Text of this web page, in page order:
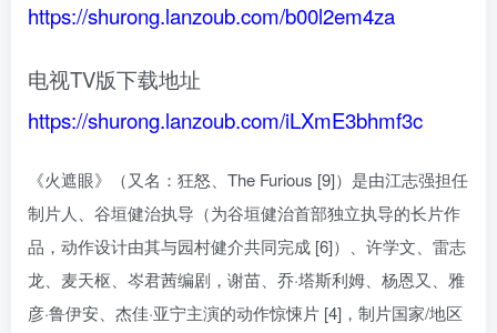
https://shurong.lanzoub.com/b00l2em4za
电视TV版下载地址
https://shurong.lanzoub.com/iLXmE3bhmf3c
《火遮眼》（又名：狂怒、The Furious [9]）是由江志强担任
制片人、谷垣健治执导（为谷垣健治首部独立执导的长片作
品，动作设计由其与园村健介共同完成 [6]）、许学文、雷志
龙、麦天枢、岑君茜编剧，谢苗、乔·塔斯利姆、杨恩又、雅
彦·鲁伊安、杰佳·亚宁主演的动作惊悚片 [4]，制片国家/地区